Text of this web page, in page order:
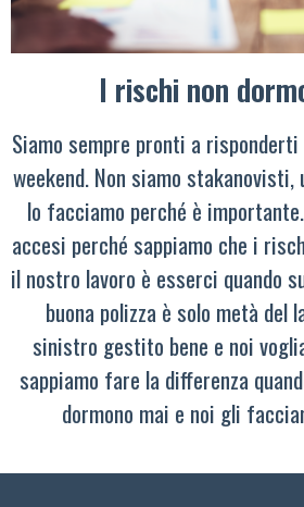
I rischi non
Siamo sempre pronti a
weekend. Non siamo
lo facciamo perché è
accesi perché sappiamo che i
il nostro lavoro è esserci quando
buona polizza è solo metà del
sinistro gestito bene e noi
sappiamo fare la differenza
dormono mai e noi gli